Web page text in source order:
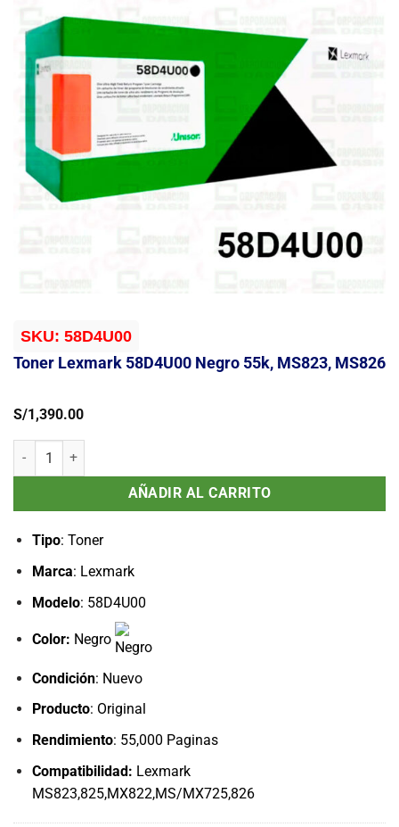
SKU: 58D4U00
Toner Lexmark 58D4U00 Negro 55k, MS823, MS826
S/1,390.00
Toner Lexmark 58D4U00 Negro 55k, MS823, MS826 cantidad
AÑADIR AL CARRITO
Tipo: Toner
Marca: Lexmark
Modelo: 58D4U00
Color: Negro
Condición: Nuevo
Producto: Original
Rendimiento: 55,000 Paginas
Compatibilidad: Lexmark
MS823,825,MX822,MS/MX725,826